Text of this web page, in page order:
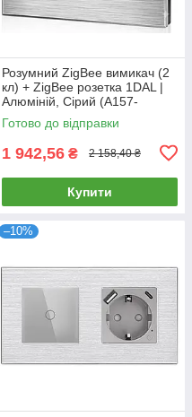
Розумний ZigBee вимикач (2
кл) + ZigBee розетка 1DAL |
Алюміній, Сірий (A157-
GSW2G.ZB-ST.ZB.GR)
Готово до відправки
1 942,56 ₴ 2 158,40 ₴
Купити
–10%